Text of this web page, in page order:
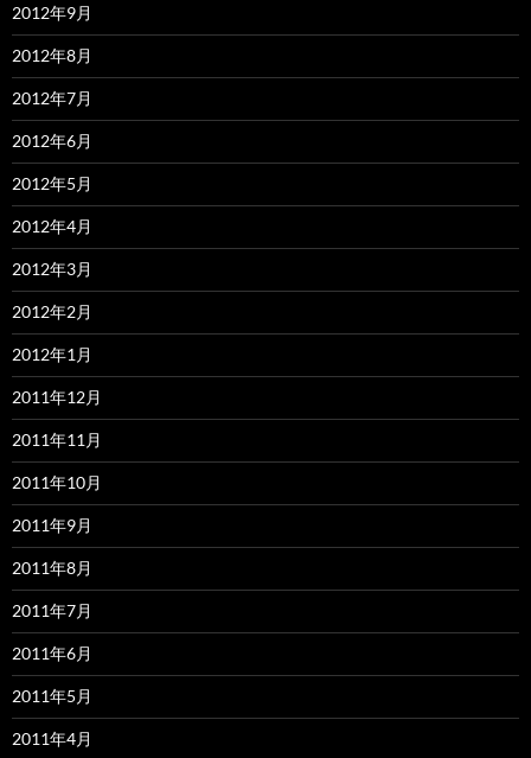
2012年9月
2012年8月
2012年7月
2012年6月
2012年5月
2012年4月
2012年3月
2012年2月
2012年1月
2011年12月
2011年11月
2011年10月
2011年9月
2011年8月
2011年7月
2011年6月
2011年5月
2011年4月